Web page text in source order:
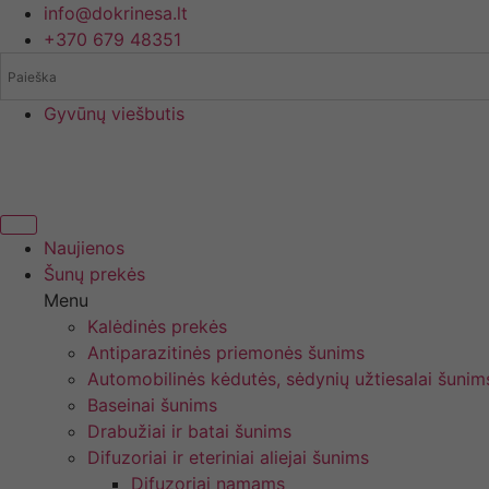
prie
info@dokrinesa.lt
+370 679 48351
Gyvūnų viešbutis
Naujienos
Šunų prekės
Menu
Kalėdinės prekės
Antiparazitinės priemonės šunims
Automobilinės kėdutės, sėdynių užtiesalai
Baseinai šunims
Drabužiai ir batai šunims
Difuzoriai ir eteriniai aliejai šunims
Difuzoriai namams